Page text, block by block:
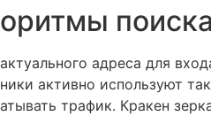
адреса для
активно используют
трафик. Кракен